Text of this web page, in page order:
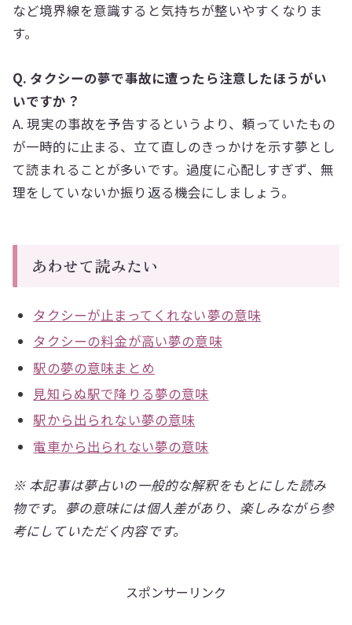
など境界線を意識すると気持ちが整いやすくなりま
す。
Q. タクシーの夢で事故に遭ったら注意したほうがい
いですか？
A. 現実の事故を予告するというより、頼っていたもの
が一時的に止まる、立て直しのきっかけを示す夢とし
て読まれることが多いです。過度に心配しすぎず、無
理をしていないか振り返る機会にしましょう。
あわせて読みたい
タクシーが止まってくれない夢の意味
タクシーの料金が高い夢の意味
駅の夢の意味まとめ
見知らぬ駅で降りる夢の意味
駅から出られない夢の意味
電車から出られない夢の意味
※ 本記事は夢占いの一般的な解釈をもとにした読み
物です。夢の意味には個人差があり、楽しみながら参
考にしていただく内容です。
スポンサーリンク